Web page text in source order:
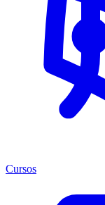
Cursos